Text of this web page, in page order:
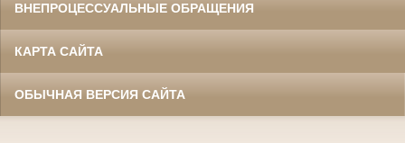
ВНЕПРОЦЕССУАЛЬНЫЕ ОБРАЩЕНИЯ
КАРТА САЙТА
ОБЫЧНАЯ ВЕРСИЯ САЙТА